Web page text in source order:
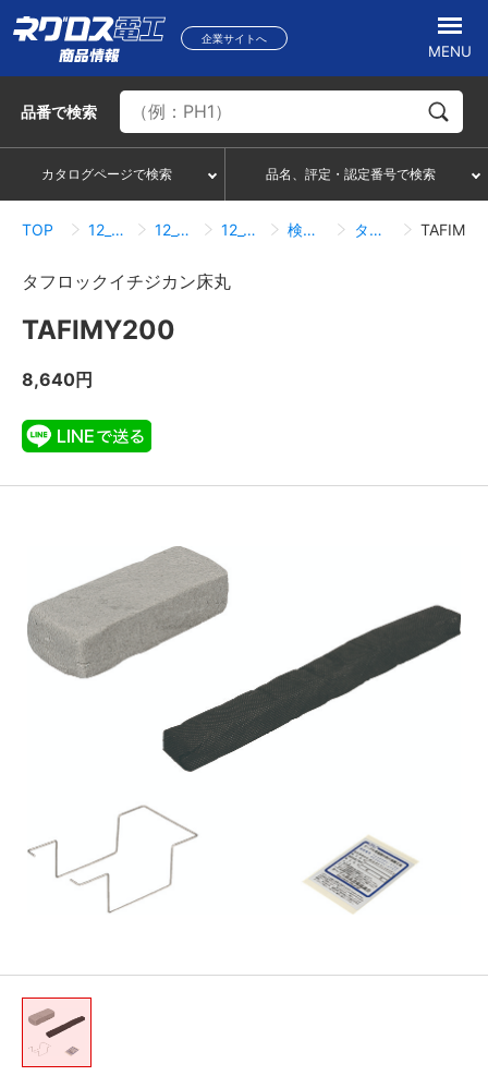
企業サイトへ
MENU
品番で検索
カタログページで検索 品名、評定・認定番号で検索
TOP 12_貫通部防火措置材 12_01_電気関連小開口用 12_01_01_電気関連小開口用 検索結果一覧 タフロックイチジカン床丸
タフロックイチジカン床丸
TAFIMY200
8,640円